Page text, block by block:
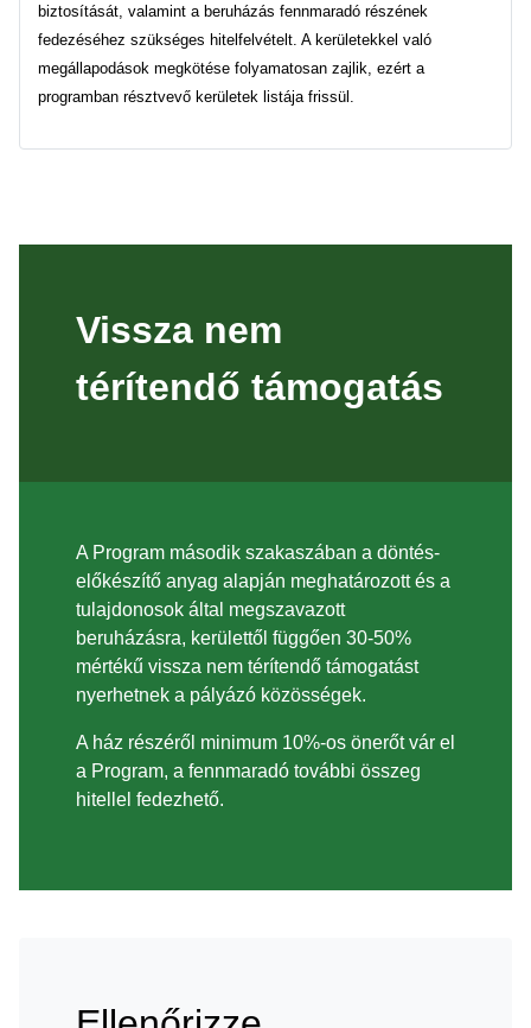
biztosítását, valamint a beruházás fennmaradó részének
fedezéséhez szükséges hitelfelvételt. A kerületekkel való
megállapodások megkötése folyamatosan zajlik, ezért a
programban résztvevő kerületek listája frissül.
Vissza nem
térítendő támogatás
A Program második szakaszában a döntés-
előkészítő anyag alapján meghatározott és a
tulajdonosok által megszavazott
beruházásra, kerülettől függően 30-50%
mértékű vissza nem térítendő támogatást
nyerhetnek a pályázó közösségek.
A ház részéről minimum 10%-os önerőt vár el
a Program, a fennmaradó további összeg
hitellel fedezhető.